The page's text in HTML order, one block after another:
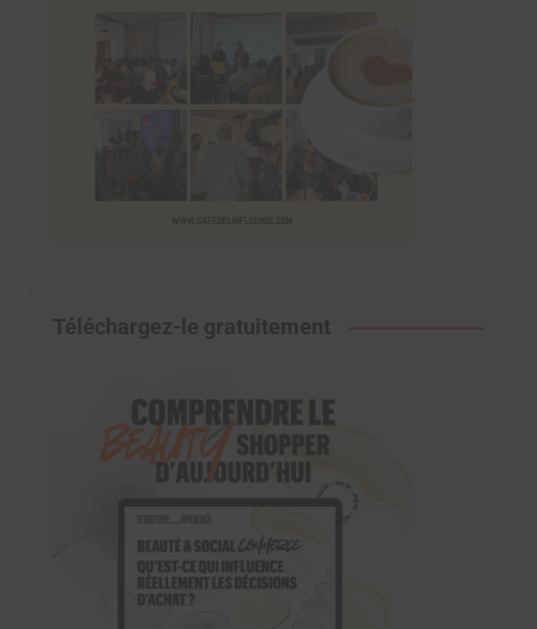
Téléchargez-le gratuitement